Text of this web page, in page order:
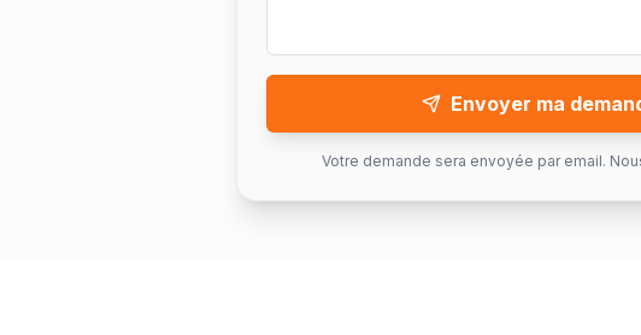
Envoyer ma
Votre demande sera envoyée par email.